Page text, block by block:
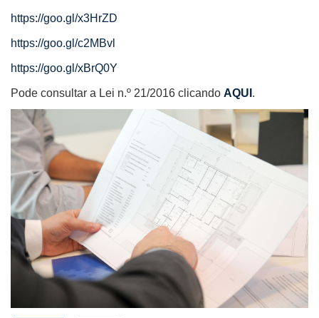
https://goo.gl/x3HrZD
https://goo.gl/c2MBvl
https://goo.gl/xBrQ0Y
Pode consultar a Lei n.º 21/2016 clicando AQUI .